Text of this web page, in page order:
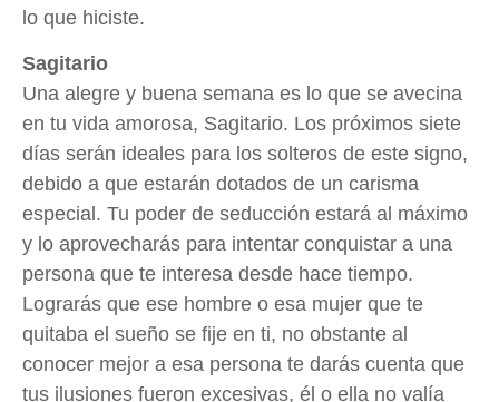
lo que hiciste.
Sagitario
Una alegre y buena semana es lo que se avecina
en tu vida amorosa, Sagitario. Los próximos siete
días serán ideales para los solteros de este signo,
debido a que estarán dotados de un carisma
especial. Tu poder de seducción estará al máximo
y lo aprovecharás para intentar conquistar a una
persona que te interesa desde hace tiempo.
Lograrás que ese hombre o esa mujer que te
quitaba el sueño se fije en ti, no obstante al
conocer mejor a esa persona te darás cuenta que
tus ilusiones fueron excesivas, él o ella no valía